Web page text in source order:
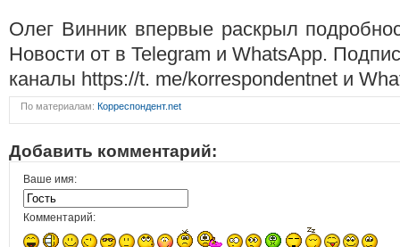
Олег Винник впервые раскрыл
Новости от в Telegram и WhatsApp.
каналы https://t. me/korrespondentnet и
По материалам: Корреспондент.net
Добавить комментарий:
Ваше имя:
Комментарий: